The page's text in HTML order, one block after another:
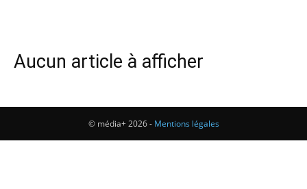
Aucun article à afficher
© média+ 2026 - Mentions légales